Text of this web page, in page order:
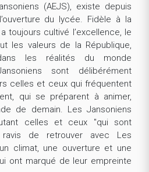
(AEJS), existe depuis
du lycée. Fidèle à la
toujours cultivé l’excellence, le
les valeurs de la République,
les réalités du monde
sont délibérément
celles et ceux qui fréquentent
qui se préparent à animer,
de demain. Les Jansoniens
celles et ceux "qui sont
ravis de retrouver avec Les
climat, une ouverture et une
ont marqué de leur empreinte